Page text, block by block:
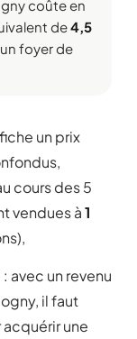
coûte en
de4,5
foyer de
un prix
cours des 5
vendues à1
avec un revenu
il faut
acquérir une